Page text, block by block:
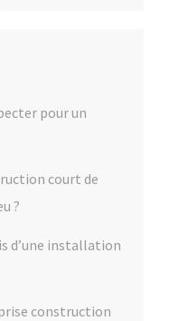
pour un
court de
?
d’une installation
construction